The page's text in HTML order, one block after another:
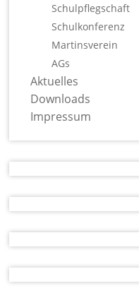
Schulpflegschaft
Schulkonferenz
Martinsverein
AGs
Aktuelles
Downloads
Impressum